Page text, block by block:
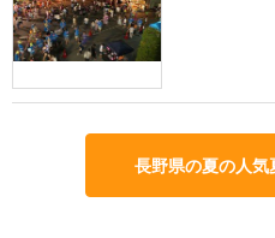
長野県の夏の人